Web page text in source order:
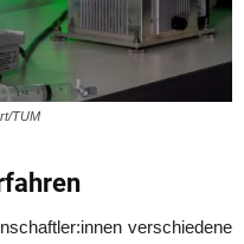
TUM
verschiedene